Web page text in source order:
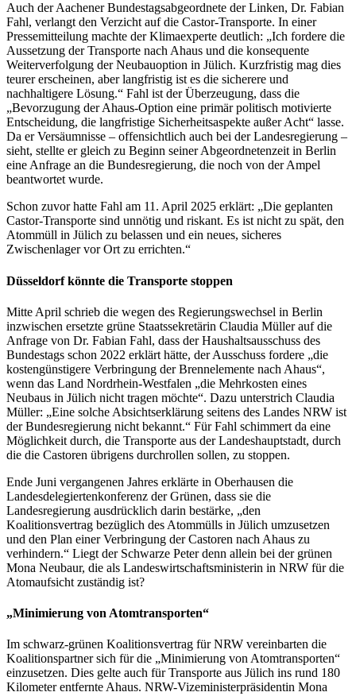
Auch der Aachener Bundestagsabgeordnete der Linken, Dr. Fabian
Fahl, verlangt den Verzicht auf die Castor-Transporte. In einer
Pressemitteilung machte der Klimaexperte deutlich: „Ich fordere die
Aussetzung der Transporte nach Ahaus und die konsequente
Weiterverfolgung der Neubauoption in Jülich. Kurzfristig mag dies
teurer erscheinen, aber langfristig ist es die sicherere und
nachhaltigere Lösung.“ Fahl ist der Überzeugung, dass die
„Bevorzugung der Ahaus-Option eine primär politisch motivierte
Entscheidung, die langfristige Sicherheitsaspekte außer Acht“ lasse.
Da er Versäumnisse – offensichtlich auch bei der Landesregierung –
sieht, stellte er gleich zu Beginn seiner Abgeordnetenzeit in Berlin
eine Anfrage an die Bundesregierung, die noch von der Ampel
beantwortet wurde.
Schon zuvor hatte Fahl am 11. April 2025 erklärt: „Die geplanten
Castor-Transporte sind unnötig und riskant. Es ist nicht zu spät, den
Atommüll in Jülich zu belassen und ein neues, sicheres
Zwischenlager vor Ort zu errichten.“
Düsseldorf könnte die Transporte stoppen
Mitte April schrieb die wegen des Regierungswechsel in Berlin
inzwischen ersetzte grüne Staatssekretärin Claudia Müller auf die
Anfrage von Dr. Fabian Fahl, dass der Haushaltsausschuss des
Bundestags schon 2022 erklärt hätte, der Ausschuss fordere „die
kostengünstigere Verbringung der Brennelemente nach Ahaus“,
wenn das Land Nordrhein-Westfalen „die Mehrkosten eines
Neubaus in Jülich nicht tragen möchte“. Dazu unterstrich Claudia
Müller: „Eine solche Absichtserklärung seitens des Landes NRW ist
der Bundesregierung nicht bekannt.“ Für Fahl schimmert da eine
Möglichkeit durch, die Transporte aus der Landeshauptstadt, durch
die die Castoren übrigens durchrollen sollen, zu stoppen.
Ende Juni vergangenen Jahres erklärte in Oberhausen die
Landesdelegiertenkonferenz der Grünen, dass sie die
Landesregierung ausdrücklich darin bestärke, „den
Koalitionsvertrag bezüglich des Atommülls in Jülich umzusetzen
und den Plan einer Verbringung der Castoren nach Ahaus zu
verhindern.“ Liegt der Schwarze Peter denn allein bei der grünen
Mona Neubaur, die als Landeswirtschaftsministerin in NRW für die
Atomaufsicht zuständig ist?
„Minimierung von Atomtransporten“
Im schwarz-grünen Koalitionsvertrag für NRW vereinbarten die
Koalitionspartner sich für die „Minimierung von Atomtransporten“
einzusetzen. Dies gelte auch für Transporte aus Jülich ins rund 180
Kilometer entfernte Ahaus. NRW-Vizeministerpräsidentin Mona